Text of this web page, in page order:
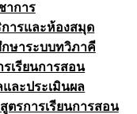
าการ
ารและห้องสมุด
ษาระบบทวิภาคี
รเรียนการสอน
และประเมินผล
รการเรียนการสอน